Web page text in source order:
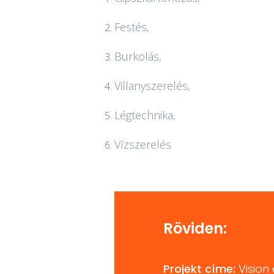
Festés,
Burkolás,
Villanyszerelés,
Légtechnika,
Vízszerelés
Röviden:
Projekt címe: Vision